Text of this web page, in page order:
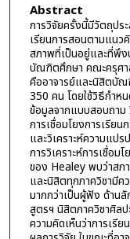
Abstract
การวิจัยครั้งนี้มีวัตถุปร
เรียนการสอนตามแนว
สภาพที่เป็นอยู่และที่พึง
บัณฑิตศึกษา คณะครุศ
คืออาจารย์และนิสิตบัณ
350 คน โดยใช้วิธีกำห
ข้อมูลจากแบบสอบถาม
การเชื่อมโยงการเรีย
และวิเคราะห์ความแป
การวิเคราะห์การเชื่อ
ของ Healey พบว่าสภ
และนิสิตทุกภาควิชามีค
มากกว่าเป็นผู้ฟัง ด้านลั
สูตรฯ นิสิตภาควิชาศิล
ความคิดเห็นว่าการเรี